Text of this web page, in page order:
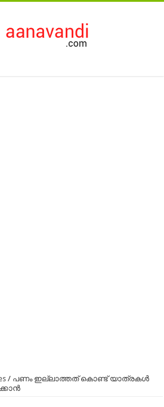
/ പണം ഇല്ലാത്തത് കൊണ്ട് യാത്രകള്‍